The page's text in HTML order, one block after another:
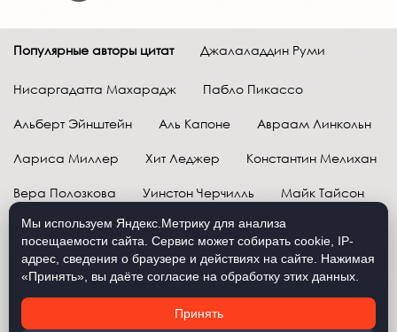
Популярные авторы цитат Джалаладдин Руми
Нисаргадатта Махарадж Пабло Пикассо
Альберт Эйнштейн Аль Капоне Авраам Линкольн
Лариса Миллер Хит Леджер Константин Мелихан
Вера Полозкова Уинстон Черчилль Майк Тайсон
Марк Твен Расул Гамзатов Грег Плитт
Далай-лама XIV Уоррен Баффетт
Давид Самойлов Антон Чехов Жан-Поль Сартр
Мы используем Яндекс.Метрику для анализа
посещаемости сайта. Сервис может собирать cookie, IP-
адрес, сведения о браузере и действиях на сайте. Нажимая
«Принять», вы даёте согласие на обработку этих данных.
Принять